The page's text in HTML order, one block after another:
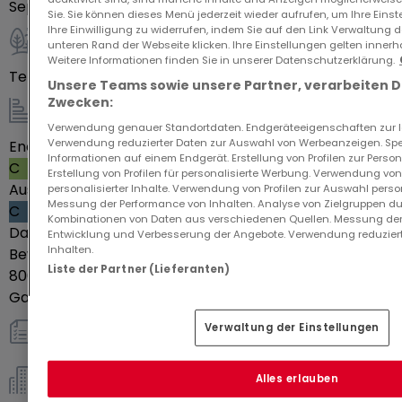
N'hésitez pas à me contacter pour tout
information complémentaire ou une éventuelle
*** Visite virtuelle sur demande ***
Les informations sur les risques auxquels ce bien
est exposé sont disponibles sur le site Géorisques :
www.georisques.gouv.fr
La présente annonce immobilière a été rédigée
sous la responsabilité éditoriale de GALERA Aline,
conseillère indépendante en immobilier (sans
immatriculé au RSAC de METZ sous le numéro 951
Separate Toiletten2
Außenbereich
Terrasse
Energie / Heizung
Energieeffizienzklasse74
C
Ausstoß von Treibhausgasen12
C
Datum des Energiepasses20-04-2026
Bewertung des jährlichen Energieverbrauchs
800 € und 1140 €
Gasheizung
Eigentümergemeinschaft *
Sie. Sie können dieses Menü jederzeit wieder aufrufen, um Ihre
Ihre Einwilligung zu widerrufen, indem Sie auf den Link Verwaltung
unteren Rand der Webseite klicken. Ihre Einstellungen gelten
Weitere Informationen finden Sie in unserer Datenschutzerklärung.
Unsere Teams sowie unsere Partner, verarbeiten
Zwecken:
Verwendung genauer Standortdaten. Endgeräteeigenschaften zur
Verwendung reduzierter Daten zur Auswahl von Werbeanzeigen.
Informationen auf einem Endgerät. Erstellung von Profilen zur
Erstellung von Profilen für personalisierte Werbung. Verwendung
personalisierter Inhalte. Verwendung von Profilen zur Auswahl
Messung der Performance von Inhalten. Analyse von Zielgruppen
Kombinationen von Daten aus verschiedenen Quellen. Messung
Entwicklung und Verbesserung der Angebote. Verwendung
Inhalten.
Liste der Partner (Lieferanten)
Verwaltung der Einstellungen
Alles erlauben